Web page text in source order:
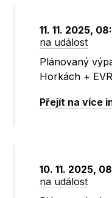
11. 11. 2025,
na událost
Plánovaný
Horkách + EVR
Přejít na více
10. 11. 2025,
na událost